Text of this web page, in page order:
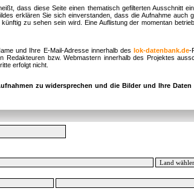
dass diese Seite einen thematisch gefilterten Ausschnitt
erklären Sie sich einverstanden, dass die Aufnahme auch
zu sehen sein wird. Eine Auflistung der momentan
und Ihre E-Mail-Adresse innerhalb des lok-datenbank.de-
Redakteuren bzw. Webmastern innerhalb des Projektes
erfolgt nicht.
zu widersprechen und die Bilder und Ihre Daten